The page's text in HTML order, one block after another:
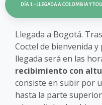
DÍA 1 - LLEGADA A COLOMBIA Y
Llegada a Bogotá.
Coctel de bienvenida
llegada será en las
recibimiento con
consiste en subir por
hasta la parte